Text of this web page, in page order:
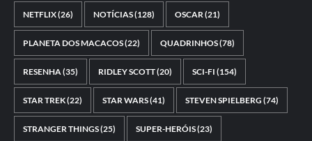
NETFLIX(26) NOTÍCIAS(128) OSCAR(21)
PLANETA DOS MACACOS(22) QUADRINHOS(78)
RESENHA(35) RIDLEY SCOTT(20) SCI-FI (154)
STAR TREK(22) STAR WARS(41) STEVEN SPIELBERG (74)
STRANGER THINGS(25) SUPER-HERÓIS(23)